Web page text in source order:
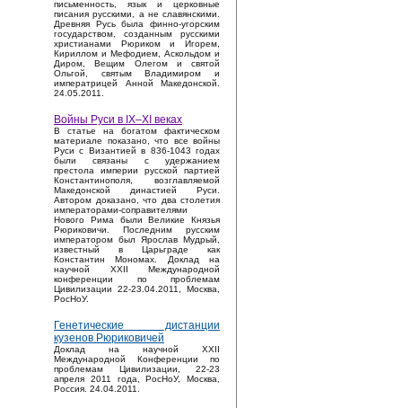
письменность, язык и церковные
писания русскими, а не славянскими.
Древняя Русь была финно-угорским
государством, созданным русскими
христианами Рюриком и Игорем,
Кириллом и Мефодием, Аскольдом и
Диром, Вещим Олегом и святой
Ольгой, святым Владимиром и
императрицей Анной Македонской.
24.05.2011.
Войны Руси в IX–XI веках
В статье на богатом фактическом
материале показано, что все войны
Руси с Византией в 836-1043 годах
были связаны с удержанием
престола империи русской партией
Константинополя, возглавляемой
Македонской династией Руси.
Автором доказано, что два столетия
императорами-соправителями
Нового Рима были Великие Князья
Рюриковичи. Последним русским
императором был Ярослав Мудрый,
известный в Царьграде как
Константин Мономах. Доклад на
научной XXII Международной
конференции по проблемам
Цивилизации 22-23.04.2011, Москва,
РосНоУ.
Генетические дистанции
кузенов Рюриковичей
Доклад на научной XXII
Международной Конференции по
проблемам Цивилизации, 22-23
апреля 2011 года, РосНоУ, Москва,
Россия. 24.04.2011.